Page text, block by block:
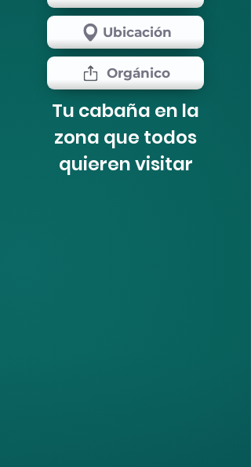
Ubicación
Orgánico
Tu cabaña en la
zona que todos
quieren visitar